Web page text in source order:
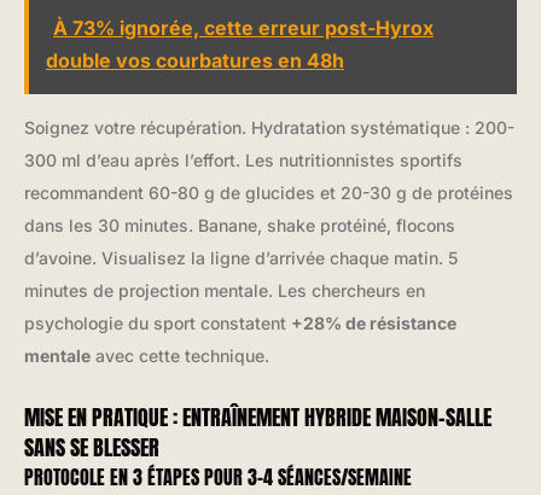
À 73% ignorée, cette erreur post-Hyrox
double vos courbatures en 48h
Soignez votre récupération. Hydratation systématique : 200-
300 ml d’eau après l’effort. Les nutritionnistes sportifs
recommandent 60-80 g de glucides et 20-30 g de protéines
dans les 30 minutes. Banane, shake protéiné, flocons
d’avoine. Visualisez la ligne d’arrivée chaque matin. 5
minutes de projection mentale. Les chercheurs en
psychologie du sport constatent +28% de résistance
mentale avec cette technique.
MISE EN PRATIQUE : ENTRAÎNEMENT HYBRIDE MAISON-SALLE
SANS SE BLESSER
PROTOCOLE EN 3 ÉTAPES POUR 3-4 SÉANCES/SEMAINE